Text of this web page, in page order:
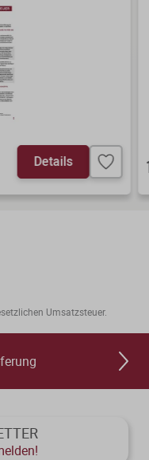
Details
Umsatzsteuer.